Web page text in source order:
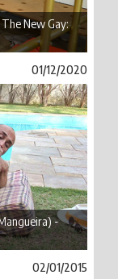
New Gay:
01/12/2020
-
02/01/2015